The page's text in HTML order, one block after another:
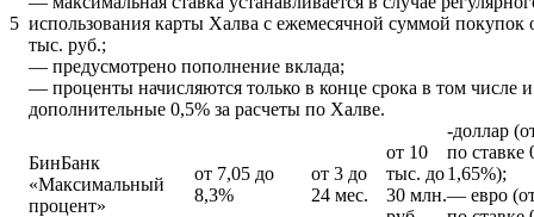
5 использования карты Халва с ежемесячной суммой покупок
тыс. руб.;
— предусмотрено пополнение вклада;
— проценты начисляются только в конце срока в том числе и
дополнительные 0,5% за расчеты по Халве.
БинБанк
«Максимальный
процент»
от 7,05 до
8,3%
от 3 до
24 мес.
от 10
тыс. до
30 млн.
-доллар
по ставке
1,65%);
— евро